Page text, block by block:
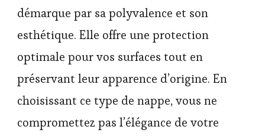
démarque par sa polyvalence et son
esthétique. Elle offre une protection
optimale pour vos surfaces tout en
préservant leur apparence d’origine. En
choisissant ce type de nappe, vous ne
compromettez pas l’élégance de votre